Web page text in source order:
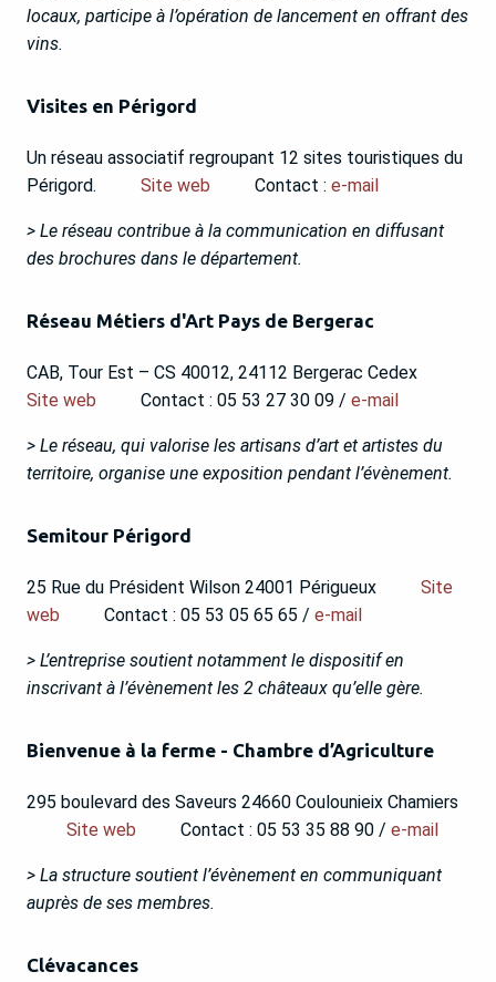
locaux, participe à l’opération de lancement en offrant des
vins.
Visites en Périgord
Un réseau associatif regroupant 12 sites touristiques du
Périgord. Site web Contact : e-mail
> Le réseau contribue à la communication en diffusant
des brochures dans le département.
Réseau Métiers d'Art Pays de Bergerac
CAB, Tour Est – CS 40012, 24112 Bergerac Cedex
Site web Contact : 05 53 27 30 09 / e-mail
> Le réseau, qui valorise les artisans d’art et artistes du
territoire, organise une exposition pendant l’évènement.
Semitour Périgord
25 Rue du Président Wilson 24001 Périgueux Site
web Contact : 05 53 05 65 65 / e-mail
> L’entreprise soutient notamment le dispositif en
inscrivant à l’évènement les 2 châteaux qu’elle gère.
Bienvenue à la ferme - Chambre d’Agriculture
295 boulevard des Saveurs 24660 Coulounieix Chamiers
Site web Contact : 05 53 35 88 90 / e-mail
> La structure soutient l’évènement en communiquant
auprès de ses membres.
Clévacances